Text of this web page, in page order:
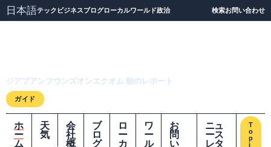
日本語テック ビジネスブログローカルワールド政治 検索お問い合わせ
ジアプアンフウンズオンエクオム 朝のレポート
ガイド
ホ
ー
ム
天
気
会
社
概
ブ
ロ
グ
ロ
ー
カ
ワ
ー
ル
お
問
い
ニュ
ース
レタ
T
o
p
i